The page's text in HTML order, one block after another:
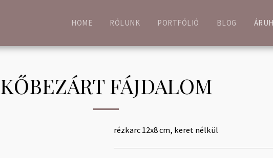
HOME RÓLUNK PORTFÓLIÓ BLOG
KŐBEZÁRT FÁJDALOM
rézkarc 12x8 cm, keret nélkül